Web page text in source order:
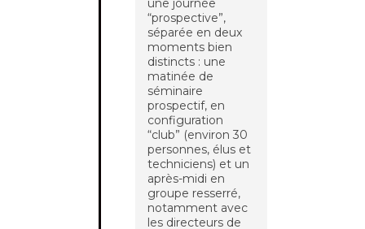
une journée
“prospective”,
séparée en deux
moments bien
distincts : une
matinée de
séminaire
prospectif, en
configuration
“club” (environ 30
personnes, élus et
techniciens) et un
après-midi en
groupe resserré,
notamment avec
les directeurs de